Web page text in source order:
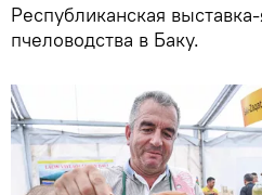
Республиканская
пчеловодства в Баку.